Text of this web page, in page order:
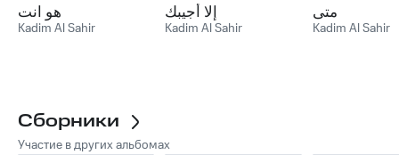
هو انت
Kadim Al Sahir
إلا أجيبك
Kadim Al Sahir
متى
Kadim Al Sahir
Сборники
Участие в других альбомах